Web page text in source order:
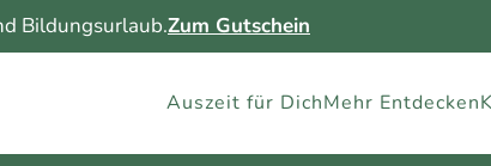
Bildungsurlaub.Zum Gutschein
Auszeit für DichMehr Entdecken